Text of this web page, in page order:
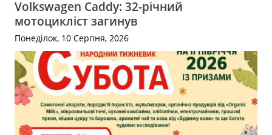
Volkswagen Caddy: 32-річний
мотоцикліст загинув
Понеділок, 10 Серпня, 2026